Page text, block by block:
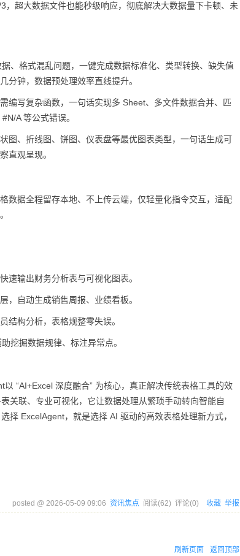
超大数据文件也能秒级响应，彻底解决大数据量下卡顿、未
、格式混乱问题，一键完成数据标准化、类型转换、缺失值
分钟，数据预处理效率直线提升。
编写复杂函数，一句话实现多 Sheet、多文件数据合并、匹
A 等公式错误。
图、折线图、饼图、仪表盘等最优图表类型，一句话生成可
直观呈现。
数据全程留存本地、不上传云端，仅轻量化指令交互，适配
速输出财务分析表与可视化图表。
，自动生成销售周报、业绩看板。
结构分析，表格规整零失误。
挖掘数据规律、标注异常点。
“AI+Excel 深度融合” 为核心，真正解决传统表格工具的效
关联、专业可视化，它让数据处理从繁琐手动转向智能自
择 ExcelAgent，就是选择 AI 驱动的高效表格处理新方式，
posted @ 2026-05-09 09:06 资讯焦点 阅读(62) 评论(0) 收藏 举报
刷新页面 返回顶部